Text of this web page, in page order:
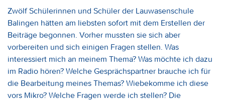
Zwölf Schülerinnen und Schüler der Lauwasenschule
Balingen hätten am liebsten sofort mit dem Erstellen der
Beiträge begonnen. Vorher mussten sie sich aber
vorbereiten und sich einigen Fragen stellen. Was
interessiert mich an meinem Thema? Was möchte ich dazu
im Radio hören? Welche Gesprächspartner brauche ich für
die Bearbeitung meines Themas? Wiebekomme ich diese
vors Mikro? Welche Fragen werde ich stellen? Die